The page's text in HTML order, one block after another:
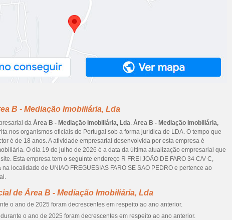
B - Mediação Imobiliária, Lda
da Área B - Mediação Imobiliária, Lda. Área B - Mediação Imobiliária,
nos organismos oficiais de Portugal sob a forma jurídica de LDA. O tempo que
é de 18 anos. A atividade empresarial desenvolvida por esta empresa é
O dia 19 de julho de 2026 é a data da última atualização empresarial que
Esta empresa tem o seguinte endereço R FREI JOÃO DE FARO 34 C/V C,
localidade de UNIAO FREGUESIAS FARO SE SAO PEDRO e pertence ao
de Área B - Mediação Imobiliária, Lda
o ano de 2025 foram decrescentes em respeito ao ano anterior.
o ano de 2025 foram decrescentes em respeito ao ano anterior.